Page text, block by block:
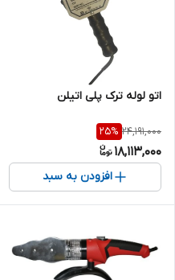
اتو لوله ترک پلی اتیلن
24,191,000
25%
18,113,000
افزودن به سبد